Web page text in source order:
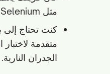
مثل Selenium أو Appium.
كنت تحتاج إلى
متقدمة
الجدران النارية.